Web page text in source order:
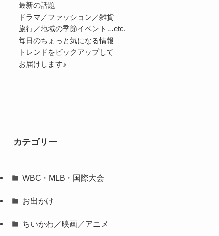
最新の話題
ドラマ／ファッション／雑貨
旅行／地域の季節イベント…etc.
毎日のちょっと気になる情報
トレンドをピックアップして
お届けします♪
カテゴリー
WBC・MLB・国際大会
お出かけ
ちいかわ／映画／アニメ